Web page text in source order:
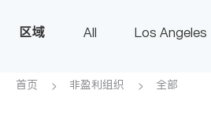
保险理财
银行贷款
区域 All
Los Angeles
Alhambra & San Gabriel
首页 非盈利组织 全部